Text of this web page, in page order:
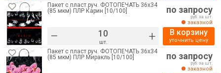
Пакет с пласт.руч. ФОТОПЕЧАТЬ 36х34
(85 мкм) ПЛР Карин [10/100]
– шт. +
по запросу
руб. за шт.
заказной
В корзину
уточнить цену
Пакет с пласт.руч. ФОТОПЕЧАТЬ 36х34
(85 мкм) ПЛР Миракль [10/100]
по запросу
руб. за шт.
заказной